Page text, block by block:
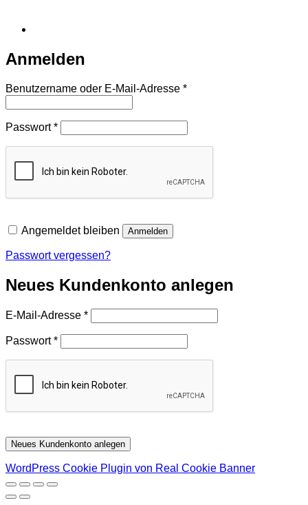
Anmelden
Benutzername oder E-Mail-Adresse *Erforderlich
Passwort*Erforderlich
Angemeldet bleiben Anmelden
Passwort vergessen?
Neues Kundenkonto anlegen
E-Mail-Adresse *Erforderlich
Passwort*Erforderlich
Neues Kundenkonto anlegen
WordPress Cookie Plugin von Real Cookie Banner